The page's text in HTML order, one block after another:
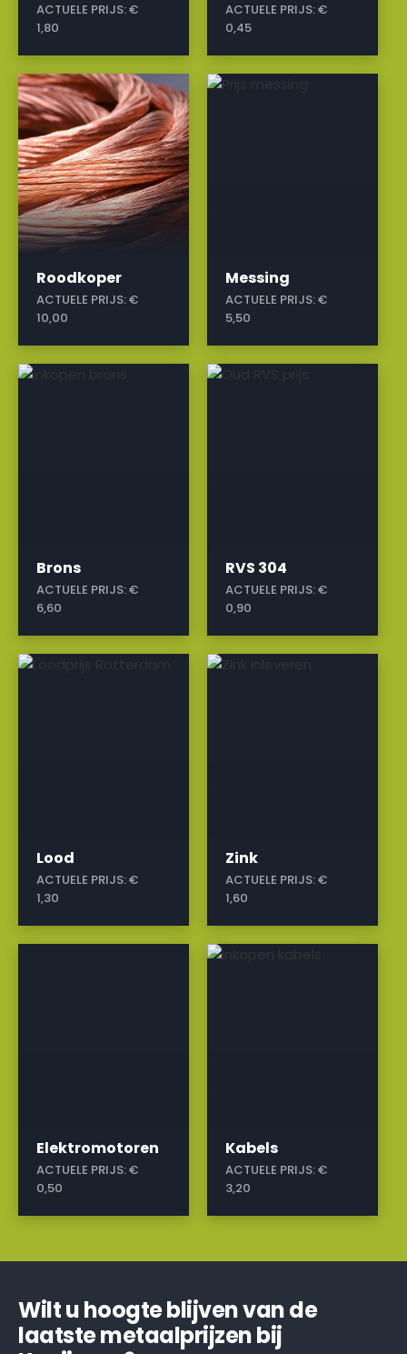
ACTUELE PRIJS:€
1,80
ACTUELE PRIJS:€
0,45
Roodkoper
ACTUELE PRIJS:€
10,00
a
Messing
ACTUELE PRIJS:€
5,50
a
Brons
ACTUELE PRIJS:€
6,60
a
RVS 304
ACTUELE PRIJS:€
0,90
a
Lood
ACTUELE PRIJS:€
1,30
a
Zink
ACTUELE PRIJS:€
1,60
a
Elektromotoren
ACTUELE PRIJS:€
0,50
Kabels
ACTUELE PRIJS:€
3,20
a
Wilt u hoogte blijven van de
laatste metaalprijzen bij